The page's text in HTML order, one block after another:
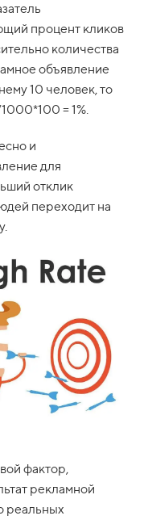
процент кликов
количества
объявление
10 человек, то
= 1%.
и
для
отклик
переходит на
фактор,
рекламной
реальных